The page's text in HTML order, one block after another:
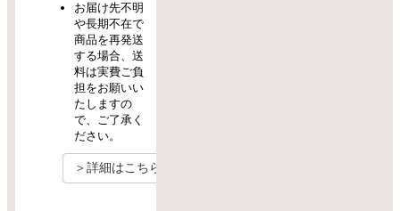
お届け先不明
や長期不在で
商品を再発送
する場合、送
料は実費ご負
担をお願いい
たしますの
で、ご了承く
ださい。
＞詳細はこちら